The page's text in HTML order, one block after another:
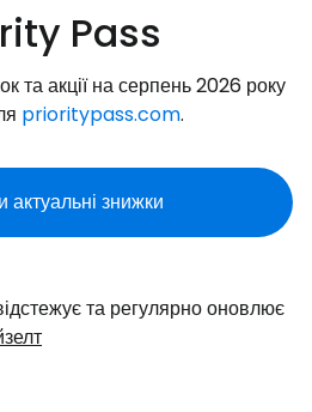
Pass
та акції на серпень 2026 року
prioritypass.com.
актуальні знижки
та регулярно оновлює
з Google
у Facebook
з email